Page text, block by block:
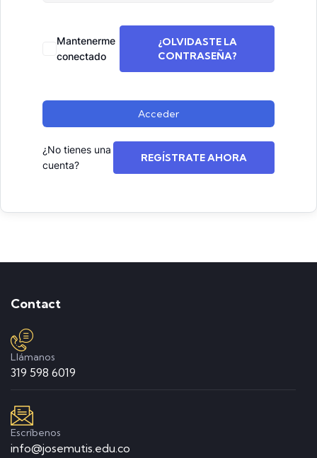
Mantenerme
conectado
¿OLVIDASTE LA
CONTRASEÑA?
Acceder
¿No tienes una
cuenta?
REGÍSTRATE AHORA
Contact
Llámanos
319 598 6019
Escríbenos
info@josemutis.edu.co